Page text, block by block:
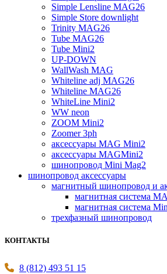
Simple Lensline MAG26
Simple Store downlight
Trinity MAG26
Tube MAG26
Tube Mini2
UP-DOWN
WallWash MAG
Whiteline adj MAG26
Whiteline MAG26
WhiteLine Mini2
WW neon
ZOOM Mini2
Zoomer 3ph
аксессуары MAG Mini2
аксессуары MAGMini2
шинопровод Mini Mag2
шинопровод аксессуары
магнитный шинопровод и
магнитная система
магнитная система
трехфазный шинопровод
КОНТАКТЫ
8 (812) 493 51 15